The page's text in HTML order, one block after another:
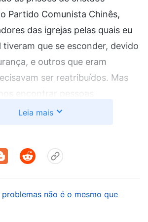
Partido Comunista Chinês,
das igrejas pelas quais eu
tiveram que se esconder, devido
e outros que eram
ser reatribuídos. Mas
encontrar pessoas
assumir, o que afetou o
cultivar pessoas no dia a dia.
esse problema, pedindo aos
que focassem cultivar pessoas
Leia mais
não é o mesmo que